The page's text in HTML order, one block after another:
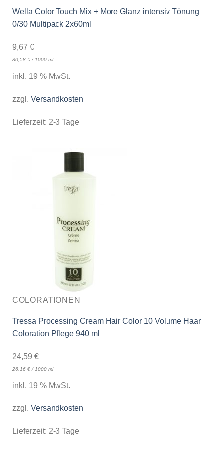
Wella Color Touch Mix + More Glanz intensiv Tönung
0/30 Multipack 2x60ml
9,67 €
80,58 €/ 1000 ml
inkl. 19 % MwSt.
zzgl. Versandkosten
Lieferzeit: 2-3 Tage
COLORATIONEN
Tressa Processing Cream Hair Color 10 Volume Haar
Coloration Pflege 940 ml
24,59 €
26,16 €/ 1000 ml
inkl. 19 % MwSt.
zzgl. Versandkosten
Lieferzeit: 2-3 Tage